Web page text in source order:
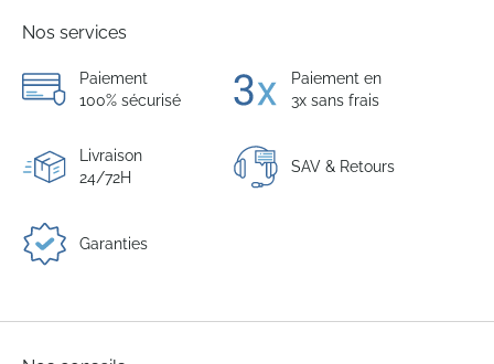
Nos services
Paiement
100% sécurisé
Paiement en
3x sans frais
Livraison
24/72H
SAV & Retours
Garanties